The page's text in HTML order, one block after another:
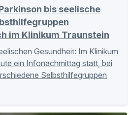
bis seelische
im Klinikum Traunstein
Gesundheit: Im Klinikum
ein Infonachmittag statt, bei
Selbsthilfegruppen